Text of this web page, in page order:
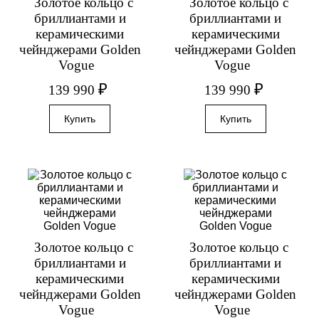
бриллиантами и
керамическими
чейнджерами Golden
Vogue
139 990₽
бриллиантами и
керамическими
чейнджерами Golden
Vogue
139 990 ₽
Золотое кольцо с
бриллиантами и
керамическими
чейнджерами Golden
Vogue
Золотое кольцо с
бриллиантами и
керамическими
чейнджерами Golden
Vogue